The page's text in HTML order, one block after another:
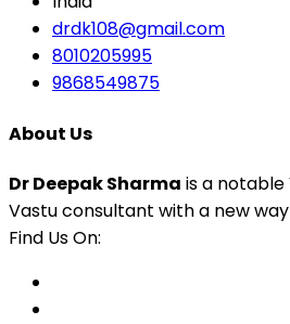
drdk108@gmail.com
8010205995
9868549875
About Us
Dr Deepak Sharma is a
Vastu consultant with a new
Find Us On: